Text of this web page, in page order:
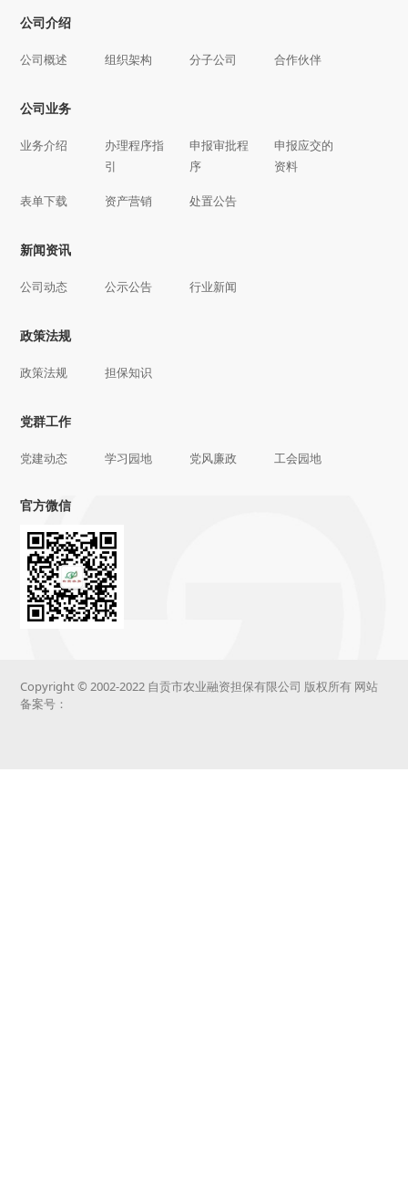
公司介绍
公司概述 组织架构 分子公司 合作伙伴
公司业务
业务介绍
办理程序指
引
申报审批程
序
申报应交的
资料
表单下载 资产营销 处置公告
新闻资讯
公司动态 公示公告 行业新闻
政策法规
政策法规 担保知识
党群工作
党建动态 学习园地 党风廉政 工会园地
官方微信
Copyright © 2002-2022 自贡市农业融资担保有限公司 版权所有 网站
备案号：